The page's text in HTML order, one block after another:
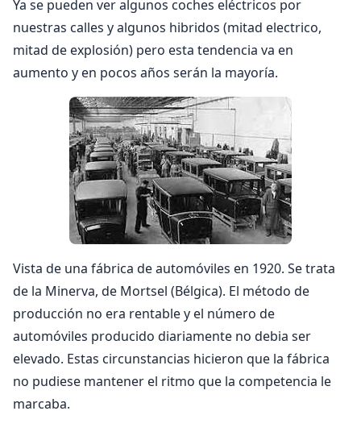
Ya se pueden ver algunos coches eléctricos por
nuestras calles y algunos hibridos (mitad electrico,
mitad de explosión) pero esta tendencia va en
aumento y en pocos años serán la mayoría.
Vista de una fábrica de automóviles en 1920. Se trata
de la Minerva, de Mortsel (Bélgica). El método de
producción no era rentable y el número de
automóviles producido diariamente no debia ser
elevado. Estas circunstancias hicieron que la fábrica
no pudiese mantener el ritmo que la competencia le
marcaba.